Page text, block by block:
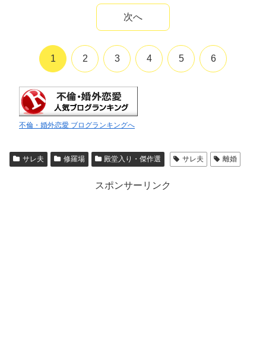
次へ
1 2 3 4 5 6
不倫・婚外恋愛 ブログランキングへ
サレ夫 修羅場 殿堂入り・傑作選 サレ夫 離婚
スポンサーリンク